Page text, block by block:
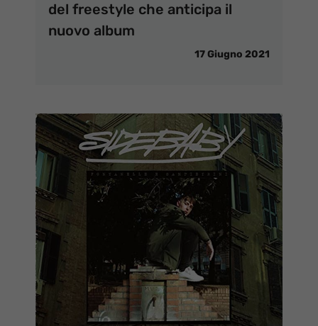
del freestyle che anticipa il
nuovo album
17 Giugno 2021